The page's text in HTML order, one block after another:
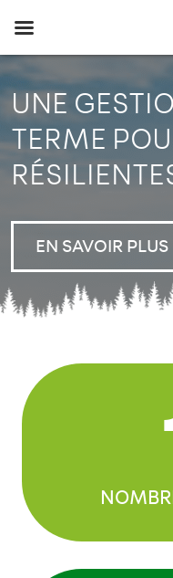
UNE
TERME
EN SAVOIR PLUS